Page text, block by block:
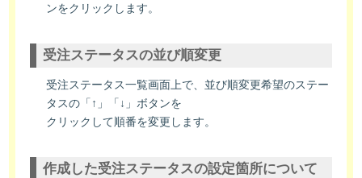
ンをクリックします。
受注ステータスの並び順変更
受注ステータス一覧画面上で、並び順変更希望のステー
タスの「↑」「↓」ボタンを
クリックして順番を変更します。
作成した受注ステータスの設定箇所について